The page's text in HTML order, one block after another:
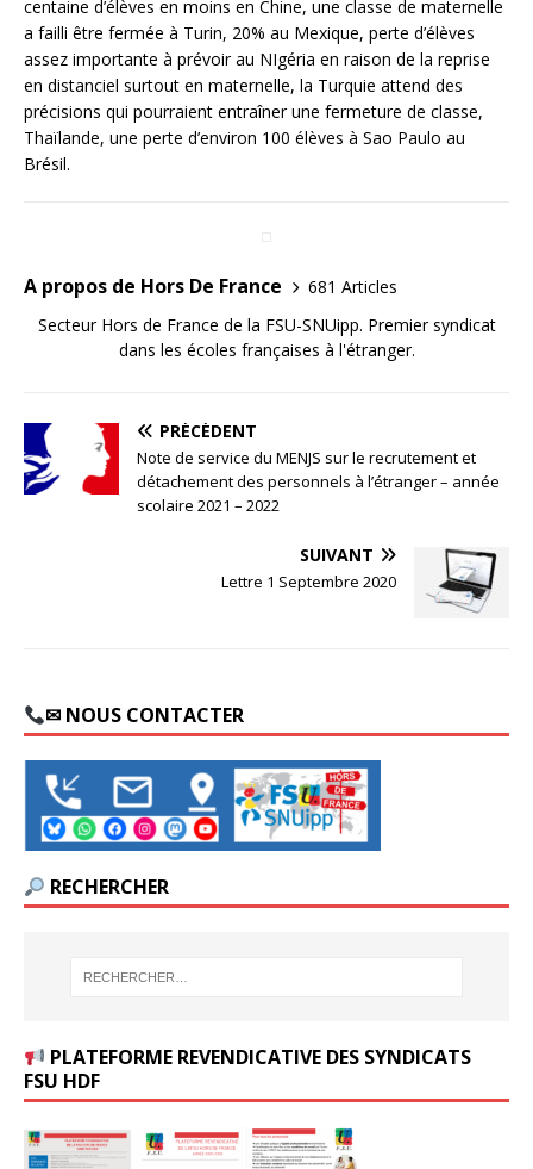
centaine d’élèves en moins en Chine, une classe de maternelle
a failli être fermée à Turin, 20% au Mexique, perte d’élèves
assez importante à prévoir au NIgéria en raison de la reprise
en distanciel surtout en maternelle, la Turquie attend des
précisions qui pourraient entraîner une fermeture de classe,
Thaïlande, une perte d’environ 100 élèves à Sao Paulo au
Brésil.
A propos de Hors De France
681 Articles
Secteur Hors de France de la FSU-SNUipp. Premier syndicat
dans les écoles françaises à l'étranger.
PRÉCÉDENT
Note de service du MENJS sur le recrutement et
détachement des personnels à l’étranger – année
scolaire 2021 – 2022
SUIVANT
Lettre 1 Septembre 2020
✉ NOUS CONTACTER
RECHERCHER
PLATEFORME REVENDICATIVE DES SYNDICATS
FSU HDF